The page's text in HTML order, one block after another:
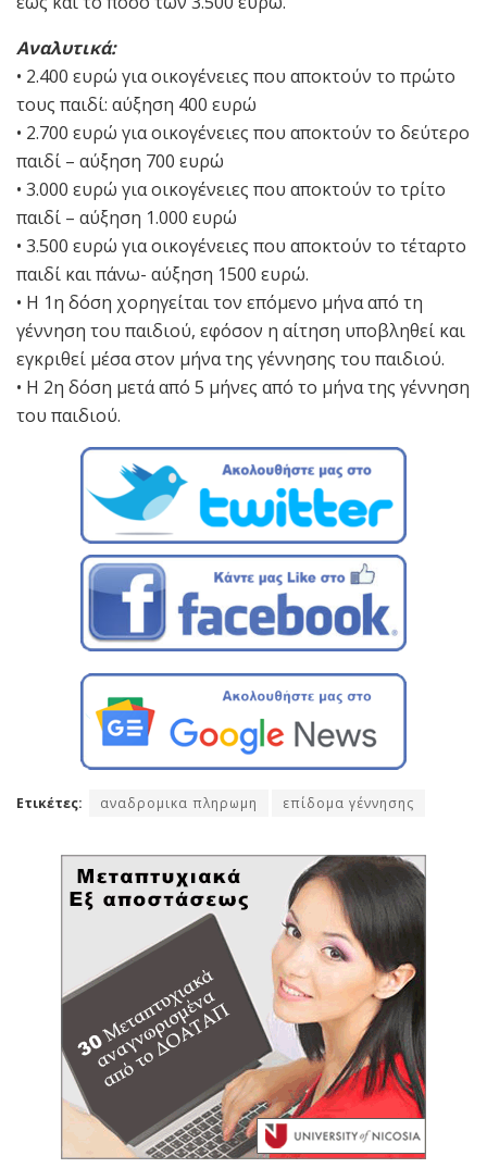
Αναλυτικά:
• 2.400 ευρώ για οικογένειες που αποκτούν το πρώτο
τους παιδί: αύξηση 400 ευρώ
• 2.700 ευρώ για οικογένειες που αποκτούν το δεύτερο
παιδί – αύξηση 700 ευρώ
• 3.000 ευρώ για οικογένειες που αποκτούν το τρίτο
παιδί – αύξηση 1.000 ευρώ
• 3.500 ευρώ για οικογένειες που αποκτούν το τέταρτο
παιδί και πάνω- αύξηση 1500 ευρώ.
• Η 1η δόση χορηγείται τον επόμενο μήνα από τη
γέννηση του παιδιού, εφόσον η αίτηση υποβληθεί και
εγκριθεί μέσα στον μήνα της γέννησης του παιδιού.
• Η 2η δόση μετά από 5 μήνες από το μήνα της γέννηση
του παιδιού.
Ετικέτες: αναδρομικα πληρωμη επίδομα γέννησης